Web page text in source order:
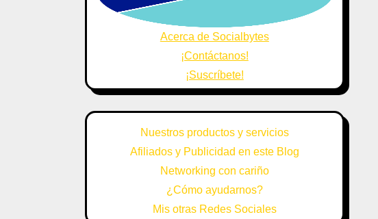
Acerca de Socialbytes
¡Contáctanos!
¡Suscríbete!
Nuestros productos y servicios
Afiliados y Publicidad en este Blog
Networking con cariño
¿Cómo ayudarnos?
Mis otras Redes Sociales